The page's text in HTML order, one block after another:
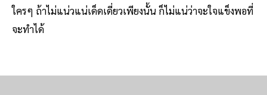
ใครๆ ถ้าไม่แน่วแน่เด็ดเดี่ยวเพียงนั้น ก็ไม่แน่ว่าจะใจแข็งพอที่
จะทำได้